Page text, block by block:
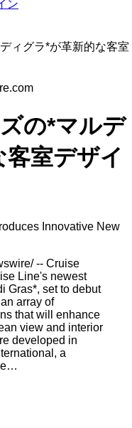
ン
ィグラ*が革新的な客室
の*マルデ
客室デザイ
Innovative New
-- Cruise
Line's newest
Gras*, set to debut
array of
that will enhance
view and interior
developed in
a